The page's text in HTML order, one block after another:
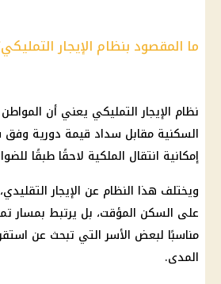
ما المقصود بنظام الإيجار
نظام الإيجار التمليكي يعني أن المواطن
السكنية مقابل سداد قيمة دورية
إمكانية انتقال الملكية لاحقًا طبقًا
ويختلف هذا النظام عن الإيجار
على السكن المؤقت، بل يرتبط بمسار
مناسبًا لبعض الأسر التي تبحث عن
المدى.